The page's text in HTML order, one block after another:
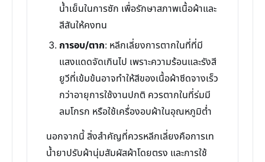
น้ำเย็นในการซัก เพื่อรักษาสภาพเนื้อผ้าและ
สีสันให้คงทน
การอบ/ตาก: หลีกเลี่ยงการตากในที่ที่มี
แสงแดดจัดเกินไป เพราะความร้อนและรังสี
ยูวีที่เข้มข้นอาจทำให้สีของเนื้อผ้าซีดจางเร็ว
กว่าอายุการใช้งานปกติ ควรตากในที่ร่มมี
ลมโกรก หรือใช้เครื่องอบผ้าในอุณหภูมิต่ำ
นอกจากนี้ สิ่งสำคัญที่ควรหลีกเลี่ยงคือการเท
น้ำยาปรับผ้านุ่มสัมผัสผ้าโดยตรง และการใช้